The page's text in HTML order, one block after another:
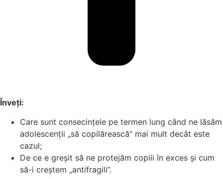
Înveți:
Care sunt consecințele pe termen lung când ne lăsăm
adolescenții „să copilărească” mai mult decât este
cazul;
De ce e greșit să ne protejăm copiii în exces și cum
să-i creștem „antifragili”.